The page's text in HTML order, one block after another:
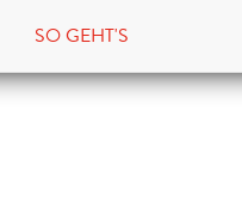
SO GEHT'S